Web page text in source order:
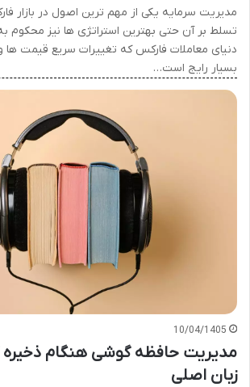
مدیریت سرمایه یکی از مهم ترین اصول در بازار
تسلط بر آن حتی بهترین استراتژی ها نیز
دنیای معاملات فارکس که تغییرات سریع قیمت ها و
بسیار رایج است…
10/04/1405
مدیریت حافظه گوشی هنگام
زبان اصلی